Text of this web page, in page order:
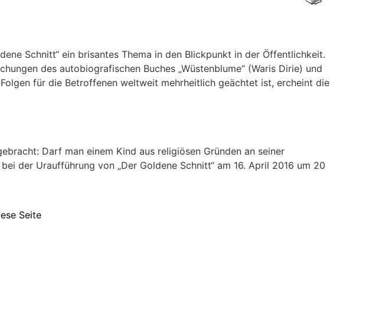
Schnitt“ ein brisantes Thema in den Blickpunkt in der Öffentlichkeit.
des autobiografischen Buches „Wüstenblume“ (Waris Dirie) und
für die Betroffenen weltweit mehrheitlich geächtet ist, ercheint die
Darf man einem Kind aus religiösen Gründen an seiner
der Uraufführung von „Der Goldene Schnitt“ am 16. April 2016 um 20
Seite